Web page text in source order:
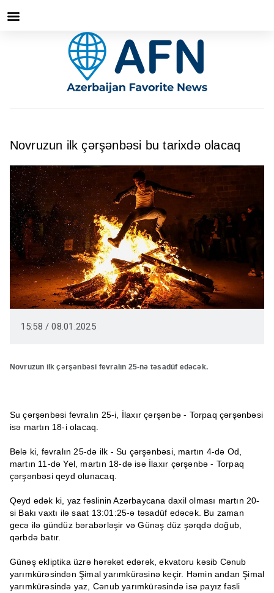
Novruzun ilk çərşənbəsi bu tarixdə olacaq
15:58 / 08.01.2025
Novruzun ilk çərşənbəsi fevralın 25-nə təsadüf edəcək.
Su çərşənbəsi fevralın 25-i, İlaxır çərşənbə - Torpaq çərşənbəsi
isə martın 18-i olacaq.
Belə ki, fevralın 25-də ilk - Su çərşənbəsi, martın 4-də Od,
martın 11-də Yel, martın 18-də isə İlaxır çərşənbə - Torpaq
çərşənbəsi qeyd olunacaq.
Qeyd edək ki, yaz fəslinin Azərbaycana daxil olması martın 20-
si Bakı vaxtı ilə saat 13:01:25-ə təsadüf edəcək. Bu zaman
gecə ilə gündüz bərabərləşir və Günəş düz şərqdə doğub,
qərbdə batır.
Günəş ekliptika üzrə hərəkət edərək, ekvatoru kəsib Cənub
yarımkürəsindən Şimal yarımkürəsinə keçir. Həmin andan Şimal
yarımkürəsində yaz, Cənub yarımkürəsində isə payız fəsli